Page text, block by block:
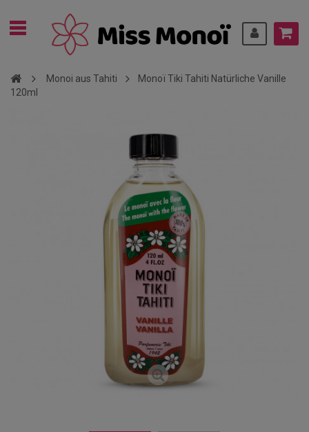
Monoi aus Tahiti
Monoï Tiki Tahiti Natürliche Vanille
120ml